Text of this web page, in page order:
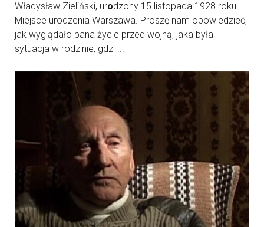
Władysław Zieliński, urodzony 15 listopada 1928 roku.
Miejsce urodzenia Warszawa. Proszę nam opowiedzieć,
jak wyglądało pana życie przed wojną, jaka była
sytuacja w rodzinie, gdzi ...